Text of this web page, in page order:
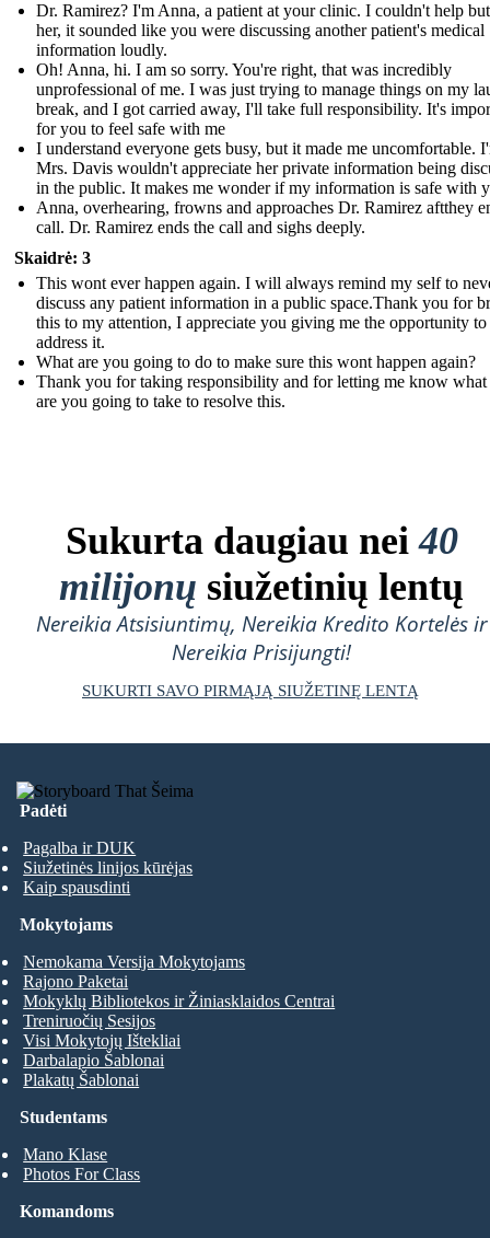
Dr. Ramirez? I'm Anna, a patient at your clinic. I couldn't help
her, it sounded like you were discussing another patient's medical
information loudly.
Oh! Anna, hi. I am so sorry. You're right, that was incredibly
unprofessional of me. I was just trying to manage things on my
break, and I got carried away, I'll take full responsibility. It's
for you to feel safe with me
I understand everyone gets busy, but it made me uncomfortable.
Mrs. Davis wouldn't appreciate her private information being
in the public. It makes me wonder if my information is safe with
Anna, overhearing, frowns and approaches Dr. Ramirez aftthey
call. Dr. Ramirez ends the call and sighs deeply.
Skaidrė: 3
This wont ever happen again. I will always remind my self to
discuss any patient information in a public space.Thank you for
this to my attention, I appreciate you giving me the opportunity to
address it.
What are you going to do to make sure this wont happen again?
Thank you for taking responsibility and for letting me know what
are you going to take to resolve this.
Sukurta daugiau nei40
milijonų siužetinių lentų
Nereikia Atsisiuntimų, Nereikia Kredito Kortelės ir
Nereikia Prisijungti!
SUKURTI SAVO PIRMĄJĄ SIUŽETINĘ LENTĄ
Padėti
Pagalba ir DUK
Siužetinės linijos kūrėjas
Kaip spausdinti
Studentams
Mano Klase
Photos For Class
Mokytojams
Nemokama Versija Mokytojams
Rajono Paketai
Mokyklų Bibliotekos ir Žiniasklaidos Centrai
Treniruočių Sesijos
Visi Mokytojų Ištekliai
Darbalapio Šablonai
Plakatų Šablonai
Komandoms